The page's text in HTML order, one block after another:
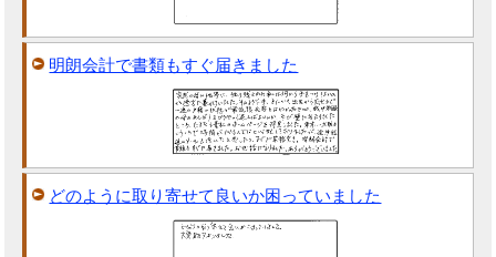
明朗会計で書類もすぐ届きました
どのように取り寄せて良いか困っていました